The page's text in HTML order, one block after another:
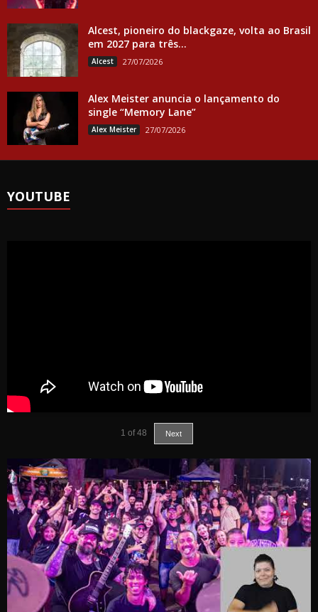
Alcest, pioneiro do blackgaze, volta ao Brasil
em 2027 para três...
Alcest 27/07/2026
Alex Meister anuncia o lançamento do
single “Memory Lane”
Alex Meister 27/07/2026
YOUTUBE
1 of 48 Next